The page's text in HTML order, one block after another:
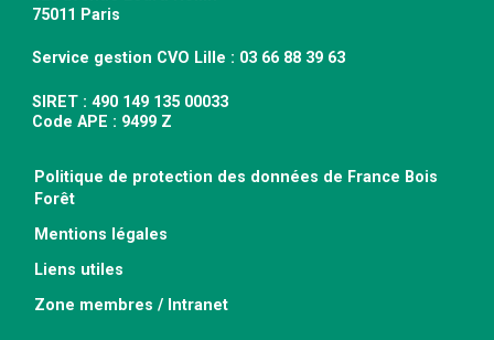
75011 Paris
Service gestion CVO Lille : 03 66 88 39 63
SIRET : 490 149 135 00033
Code APE : 9499 Z
Politique de protection des données de France Bois
Forêt
Mentions légales
Liens utiles
Zone membres / Intranet